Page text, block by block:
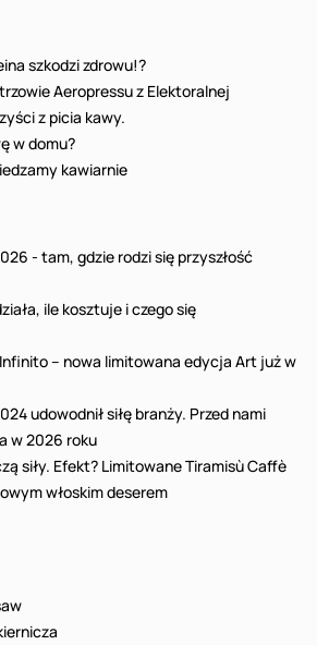
szkodzi zdrowu!?
Aeropressu z Elektoralnej
z picia kawy.
w domu?
kawiarnie
- tam, gdzie rodzi się przyszłość
ile kosztuje i czego się
– nowa limitowana edycja Art już w
udowodnił siłę branży. Przed nami
w 2026 roku
siły. Efekt? Limitowane Tiramisù Caffè
włoskim deserem